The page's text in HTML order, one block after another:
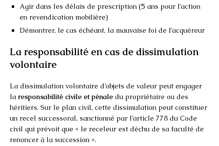
Agir dans les délais de prescription (5 ans pour l’action
en revendication mobilière)
Démontrer, le cas échéant, la mauvaise foi de l’acquéreur
La responsabilité en cas de dissimulation
volontaire
La dissimulation volontaire d’objets de valeur peut engager
la responsabilité civile et pénale du propriétaire ou des
héritiers. Sur le plan civil, cette dissimulation peut constituer
un recel successoral, sanctionné par l’article 778 du Code
civil qui prévoit que « le receleur est déchu de sa faculté de
renoncer à la succession ».